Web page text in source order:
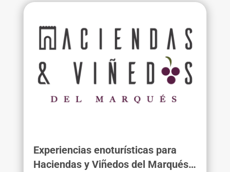
Experiencias enoturísticas para
Haciendas y Viñedos del Marqués